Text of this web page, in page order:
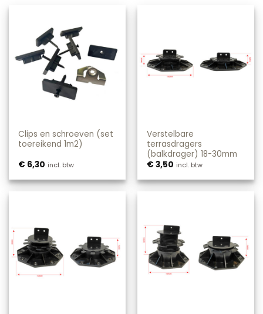
Clips en schroeven (set
toereikend 1m2)
€ 6,30 incl. btw
Verstelbare
terrasdragers
(balkdrager) 18-30mm
€3,50 incl. btw